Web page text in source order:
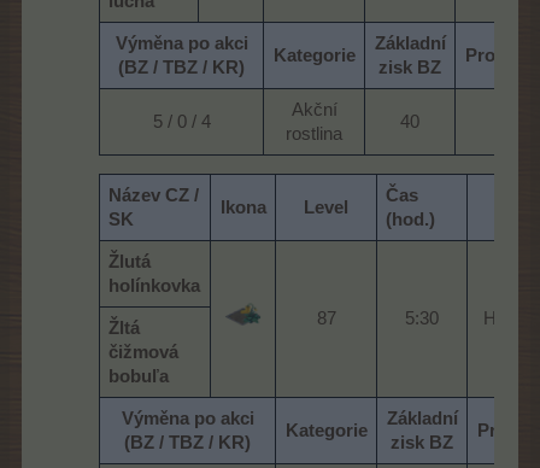
Výměna po akci
(BZ / TBZ / KR)
Kategorie
Základní
zisk BZ
5 / 0 / 4​
Akční
rostlina​
40​
Název CZ /
SK
Ikona Level
Čas
(hod.)
Žlutá
holínkovka
87​
5:30​ Hlavní
Žltá
čižmová
bobuľa
Výměna po akci
(BZ / TBZ / KR)
Kategorie
Základní
zisk BZ